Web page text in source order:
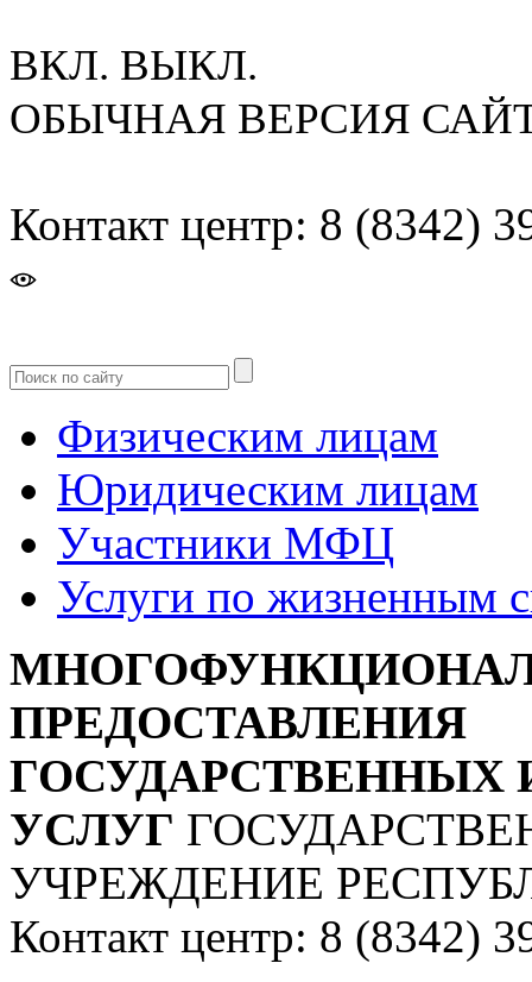
ВКЛ. ВЫКЛ.
ОБЫЧНАЯ ВЕРСИЯ
Контакт центр: 8 (8342)
Физическим лицам
Юридическим лицам
Участники МФЦ
Услуги по жизненным
ПРЕДОСТАВЛЕНИЯ
УСЛУГ
УЧРЕЖДЕНИЕ
Контакт центр: 8 (8342)